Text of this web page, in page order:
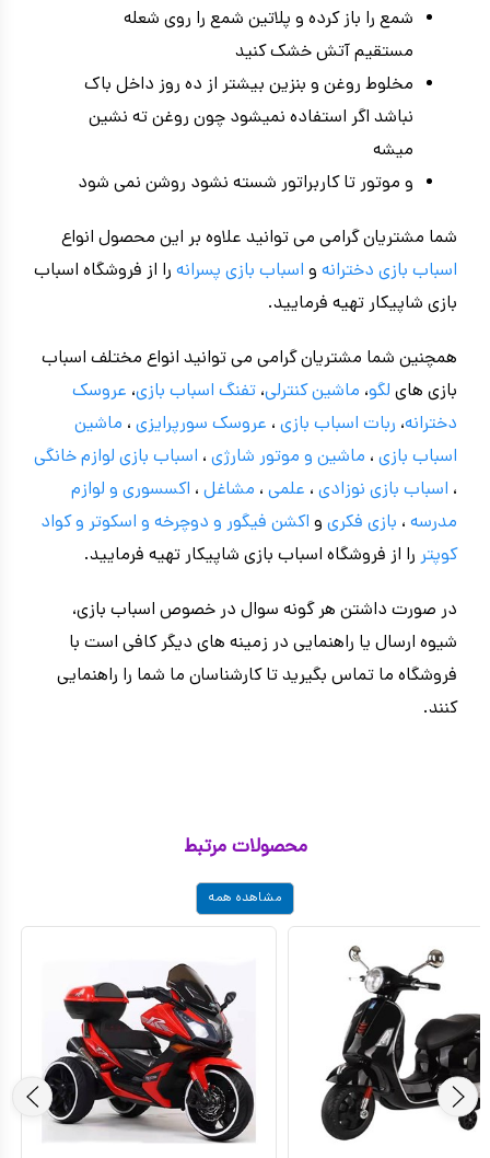
شمع را باز کرده و پلاتین شمع را روی شعله
مستقیم آتش خشک کنید
مخلوط روغن و بنزین بیشتر از ده روز داخل باک
نباشد اگر استفاده نمیشود چون روغن ته نشین
میشه
و موتور تا کاربراتور شسته نشود روشن نمی شود
شما مشتریان گرامی می توانید علاوه بر این محصول انواع
اسباب بازی دخترانه و اسباب بازی پسرانه را از فروشگاه اسباب
بازی شاپیکار تهیه فرمایید.
همچنین شما مشتریان گرامی می توانید انواع مختلف اسباب
بازی های لگو، ماشین کنترلی، تفنگ اسباب بازی، عروسک
دخترانه، ربات اسباب بازی ، عروسک سورپرایزی ، ماشین
اسباب بازی ، ماشین و موتور شارژی ، اسباب بازی لوازم خانگی
، اسباب بازی نوزادی ، علمی ، مشاغل ، اکسسوری و لوازم
مدرسه ، بازی فکری و اکشن فیگور و دوچرخه و اسکوتر و کواد
کوپتر را از فروشگاه اسباب بازی شاپیکار تهیه فرمایید.
در صورت داشتن هر گونه سوال در خصوص اسباب بازی،
شیوه ارسال یا راهنمایی در زمینه های دیگر کافی است با
فروشگاه ما تماس بگیرید تا کارشناسان ما شما را راهنمایی
کنند.
محصولات مرتبط
مشاهده همه